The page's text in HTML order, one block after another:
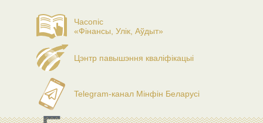
Часопіс
«Фінансы, Улік, Аўдыт»
Цэнтр павышэння кваліфікацыі
Telegram-канал Мінфін Беларусі